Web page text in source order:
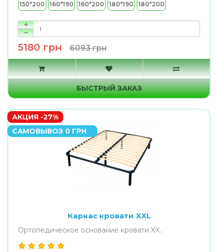
150*200 160*190 160*200 180*190 180*200
5180 грн 6093 грн
БЫСТРЫЙ ЗАКАЗ
АКЦИЯ -27%
САМОВЫВОЗ 0 ГРН
Каркас кровати XXL
Ортопедическое основание кровати XX..